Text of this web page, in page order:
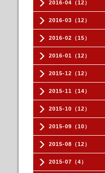
2016-04（12）
2016-03（12）
2016-02（15）
2016-01（12）
2015-12（12）
2015-11（14）
2015-10（12）
2015-09（10）
2015-08（12）
2015-07（4）